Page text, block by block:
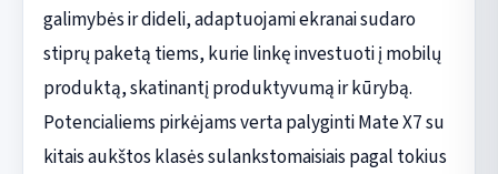
galimybės ir dideli, adaptuojami ekranai sudaro
stiprų paketą tiems, kurie linkę investuoti į mobilų
produktą, skatinantį produktyvumą ir kūrybą.
Potencialiems pirkėjams verta palyginti Mate X7 su
kitais aukštos klasės sulankstomaisiais pagal tokius